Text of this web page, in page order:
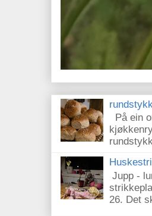
På ein
Jupp -
26. Det